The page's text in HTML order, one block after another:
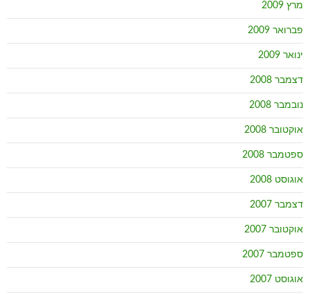
מרץ 2009
פברואר 2009
ינואר 2009
דצמבר 2008
נובמבר 2008
אוקטובר 2008
ספטמבר 2008
אוגוסט 2008
דצמבר 2007
אוקטובר 2007
ספטמבר 2007
אוגוסט 2007